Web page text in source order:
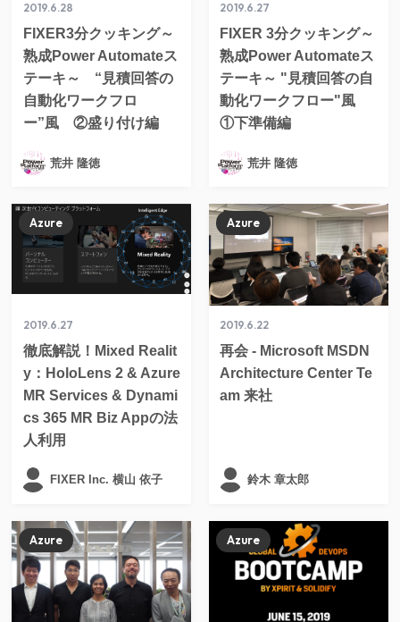
2019.6.28
FIXER3分クッキング～
熟成Power Automateス
テーキ～ “見積回答の
自動化ワークフロ
ー”風 ②盛り付け編
荒井 隆徳
2019.6.27
FIXER 3分クッキング～
熟成Power Automateス
テーキ～ "見積回答の自
動化ワークフロー"風
①下準備編
荒井 隆徳
2019.6.27
徹底解説！Mixed Realit
y：HoloLens 2 & Azure
MR Services & Dynami
cs 365 MR Biz Appの法
人利用
Azure
FIXER Inc. 横山 依子
2019.6.22
再会 - Microsoft MSDN
Architecture Center Te
am 来社
Azure
鈴木 章太郎
Azure Azure